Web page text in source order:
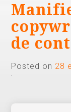
de
Posted on 28